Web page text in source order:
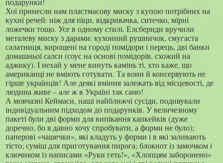
Хої принесли нам пластмасову миску з купою потрібних на
кухні речей: ніж для піци, відкривачка, ситечко, мірні
ложечки тощо. Усе в одному стилі. Елсбернди вручили
металеву миску з дарами: кухонний рушничок, смугаста
салатниця, вирощені на городі помідори і перець, дві банки
домашньої салси (соус на основі помідорів, схожий на
аджику). І нехай у мене кинуть камінь ті, хто каже, що
американці не вміють готувати. Та вони й консервують не
гірше українців! Але деякі вміння залежать від місцевості, де
людина живе – але ж в Україні так само!
А мовчазні Кеймаси, наші найближчі сусіди, подивували
індивідуальним підходом до подарунків. У величезному
пакеті були дві форми для випікання капкейків (дуже
доречно, бо я давно хочу спробувати, а форми не було);
паперові «чашечки», які кладуть у форми і в які заливають
тісто; суміш для приготування пирога; блокнот із замочком і
ключиком із написами «Руки геть!», «Хлопцям заборонено»